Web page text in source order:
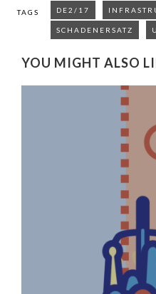
TAGS DE2/17
SCHADENERSATZ
YOU MIGHT ALSO